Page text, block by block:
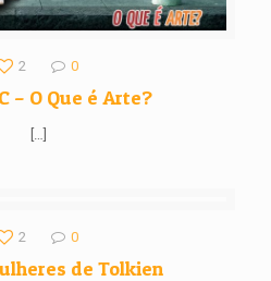
2 0
– O Que é Arte?
[…]
2 0
de Tolkien